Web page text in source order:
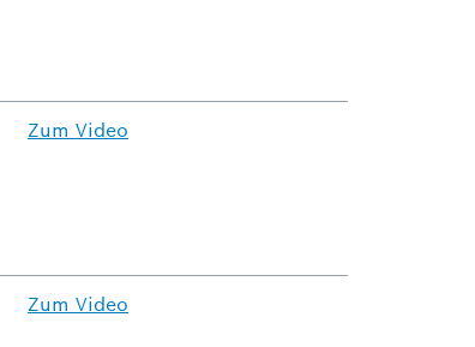
Zum Video
Zum Video